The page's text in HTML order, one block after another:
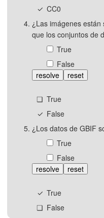
CC0
¿Las imágenes
que los conjuntos de
True
False
resolve
reset
True
False
¿Los datos de GBIF
True
False
resolve
reset
True
False